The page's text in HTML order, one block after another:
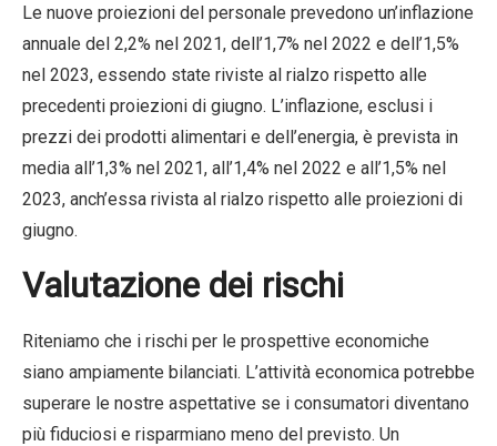
Le nuove proiezioni del personale prevedono un’inflazione
annuale del 2,2% nel 2021, dell’1,7% nel 2022 e dell’1,5%
nel 2023, essendo state riviste al rialzo rispetto alle
precedenti proiezioni di giugno. L’inflazione, esclusi i
prezzi dei prodotti alimentari e dell’energia, è prevista in
media all’1,3% nel 2021, all’1,4% nel 2022 e all’1,5% nel
2023, anch’essa rivista al rialzo rispetto alle proiezioni di
giugno.
Valutazione dei rischi
Riteniamo che i rischi per le prospettive economiche
siano ampiamente bilanciati. L’attività economica potrebbe
superare le nostre aspettative se i consumatori diventano
più fiduciosi e risparmiano meno del previsto. Un